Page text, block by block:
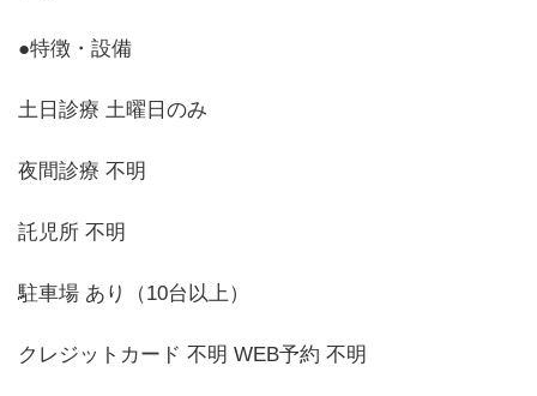
●特徴・設備
土日診療 土曜日のみ
夜間診療 不明
託児所 不明
駐車場 あり（10台以上）
クレジットカード 不明 WEB予約 不明